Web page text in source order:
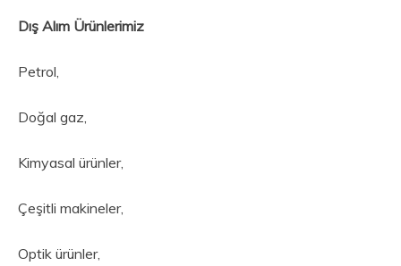
Dış Alım Ürünlerimiz
Petrol,
Doğal gaz,
Kimyasal ürünler,
Çeşitli makineler,
Optik ürünler,